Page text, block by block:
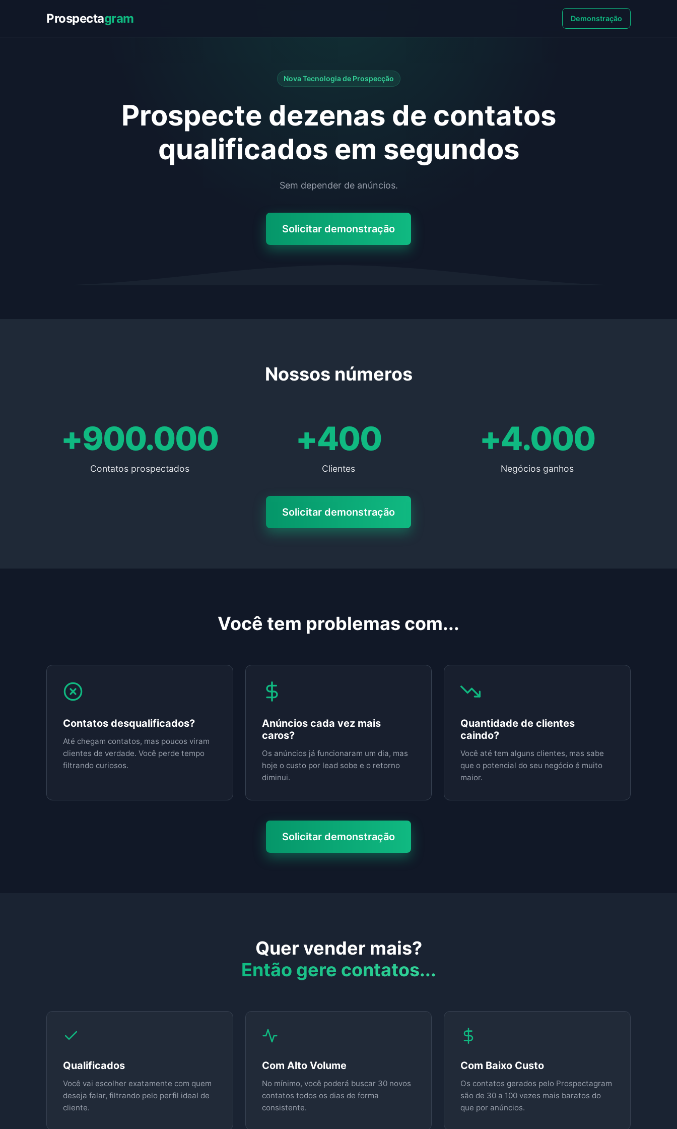
Prospectagram Demonstração
Nova Tecnologia de Prospecção
Prospecte dezenas de contatos
qualificados em segundos
Sem depender de anúncios.
Solicitar demonstração
Nossos números
+900.000
Contatos prospectados
+400
Clientes
+4.000
Negócios ganhos
Solicitar demonstração
Você tem problemas com...
Contatos desqualificados?
Até chegam contatos, mas poucos viram
clientes de verdade. Você perde tempo
filtrando curiosos.
Anúncios cada vez mais
caros?
Os anúncios já funcionaram um dia, mas
hoje o custo por lead sobe e o retorno
diminui.
Quantidade de clientes
caindo?
Você até tem alguns clientes, mas sabe
que o potencial do seu negócio é muito
maior.
Solicitar demonstração
Quer vender mais?
Então gere contatos...
Qualificados
Você vai escolher exatamente com quem
deseja falar, filtrando pelo perfil ideal de
cliente.
Com Alto Volume
No mínimo, você poderá buscar 30 novos
contatos todos os dias de forma
consistente.
Com Baixo Custo
Os contatos gerados pelo Prospectagram
são de 30 a 100 vezes mais baratos do
que por anúncios.